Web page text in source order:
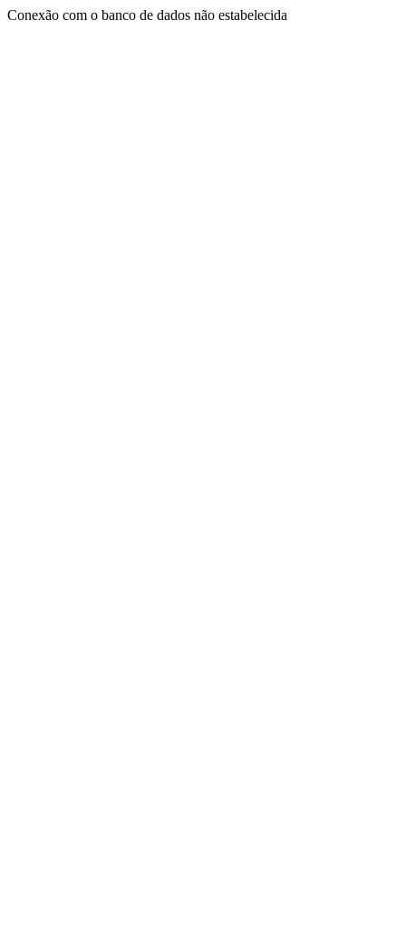
Conexão com o banco de dados não estabelecida